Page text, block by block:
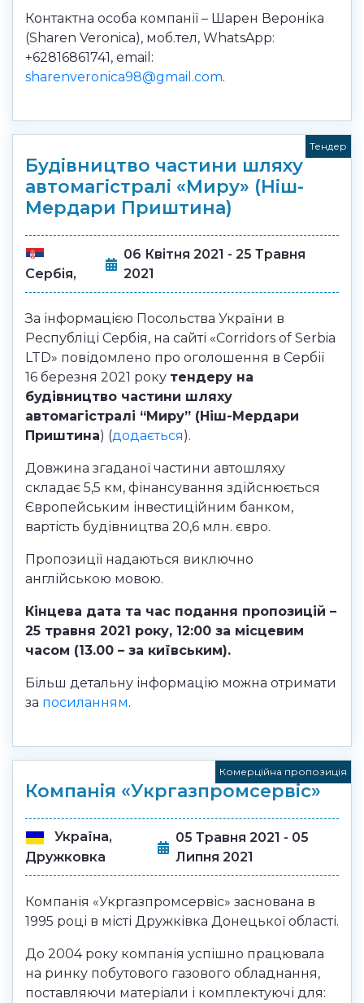
Контактна особа компанії – Шарен Вероніка
(Sharen Veronica), моб.тел, WhatsApp:
+62816861741, email:
sharenveronica98@gmail.com.
Будівництво частини шляху
автомагістралі «Миру» (Ніш-
Мердари Приштина)
Тендер
Сербія,
06 Квітня 2021 - 25 Травня
2021
За інформацією Посольства України в
Республіці Сербія, на сайті «Corridors of Serbia
LTD» повідомлено про оголошення в Сербії
16 березня 2021 року тендеру на
будівництво частини шляху
автомагістралі “Миру” (Ніш-Мердари
Приштина) (додається).
Довжина згаданої частини автошляху
складає 5,5 км, фінансування здійснюється
Європейським інвестиційним банком,
вартість будівництва 20,6 млн. євро.
Пропозиції надаються виключно
англійською мовою.
Кінцева дата та час подання пропозицій –
25 травня 2021 року, 12:00 за місцевим
часом (13.00 – за київським).
Більш детальну інформацію можна отримати
за посиланням.
Компанія «Укргазпромсервіс»
Комерційна пропозиція
Україна,
Дружковка
05 Травня 2021 - 05
Липня 2021
Компанія «Укргазпромсервіс» заснована в
1995 році в місті Дружківка Донецької області.
До 2004 року компанія успішно працювала
на ринку побутового газового обладнання,
поставляючи матеріали і комплектуючі для: